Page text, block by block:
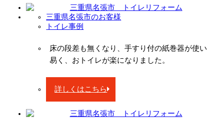
三重県名張市のお客様
トイレ事例
床の段差も無くなり、手すり付の紙巻器が使い
易く、おトイレが楽になりました。
詳しくはこちら